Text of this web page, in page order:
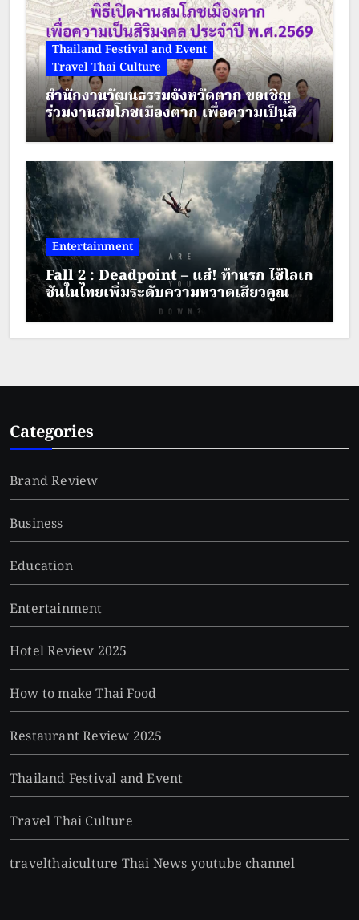
Thailand Festival and Event
Travel Thai Culture
สำนักงานวัฒนธรรมจังหวัดตาก ขอเชิญ
ร่วมงานสมโภชเมืองตาก เพื่อความเป็นสิริ
มงคล ประจำปี พ.ศ.2569 ระหว่างวันที่ 28
– 30 สิงหาคม 2569
Entertainment
Fall 2 : Deadpoint – แส่! ท้านรก ใช้โลเก
ชันในไทยเพิ่มระดับความหวาดเสียวคูณ
สอง
Categories
Brand Review
Business
Education
Entertainment
Hotel Review 2025
How to make Thai Food
Restaurant Review 2025
Thailand Festival and Event
Travel Thai Culture
travelthaiculture Thai News youtube channel